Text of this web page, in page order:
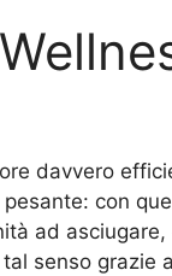
davvero
pesante: con
ad
senso